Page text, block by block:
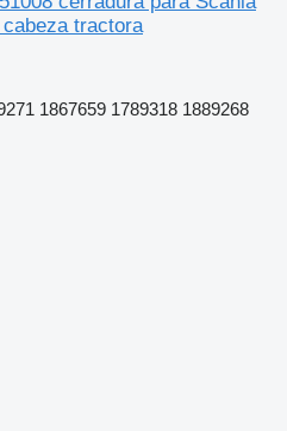
tractora
1867659 1789318 1889268